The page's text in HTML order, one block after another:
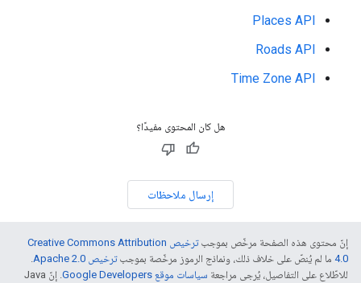
Places API
Roads API
Time Zone API
هل كان المحتوى مفيدًا؟
إرسال ملاحظات
إنّ محتوى هذه الصفحة مرخّص بموجب
ترخيص Creative Commons Attribution
4.0‏ ما لم يُنصّ على خلاف ذلك، ونماذج الرموز مرخّصة بموجبترخيص Apache 2.0‏
.
للاطّلاع على التفاصيل، يُرجى مراجعة سياسات موقع Google Developers‏
. إنّ Java